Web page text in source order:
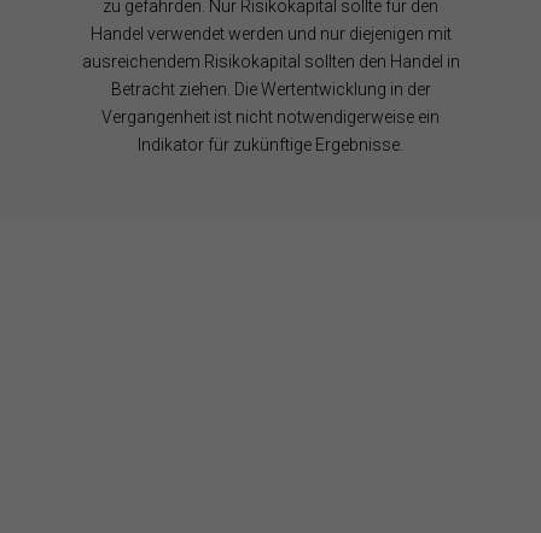
f
Y
o
u
T
u
b
o
f
t
w
r
e
r
a
u
f
F
a
c
r
a
u
f
T
w
zu gefährden. Nur Risikokapital sollte für den
Handel verwendet werden und nur diejenigen mit
ausreichendem Risikokapital sollten den Handel in
Betracht ziehen. Die Wertentwicklung in der
Vergangenheit ist nicht notwendigerweise ein
Indikator für zukünftige Ergebnisse.